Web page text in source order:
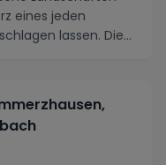
eines jeden
lassen. Die...